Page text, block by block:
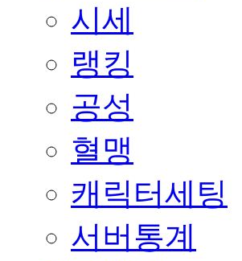
시세
랭킹
공성
혈맹
캐릭터세팅
서버통계